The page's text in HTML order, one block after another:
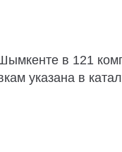
в 121
указана в